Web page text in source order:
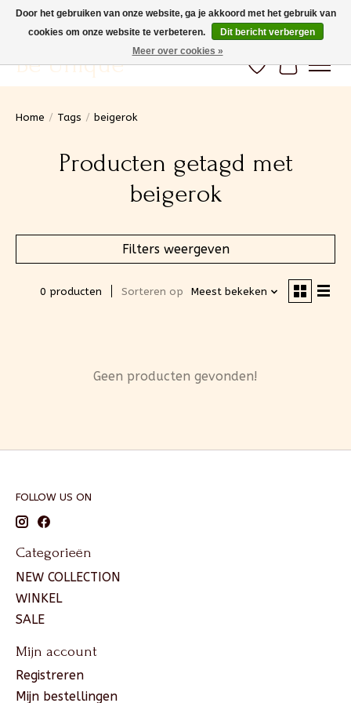
Gratis verzending vanaf 100€ (BE) Snelle levering
Be Unique Verlanglijst
Home / Tags / beigerok
Producten getagd met
beigerok
Filters weergeven
0 producten Sorteren op Meest bekeken
Geen producten gevonden!
FOLLOW US ON
Categorieën
NEW COLLECTION
WINKEL
SALE
Mijn account
Registreren
Mijn bestellingen
Door het gebruiken van onze website, ga je akkoord met het gebruik van
cookies om onze website te verbeteren.
Dit bericht verbergen
Meer over cookies »